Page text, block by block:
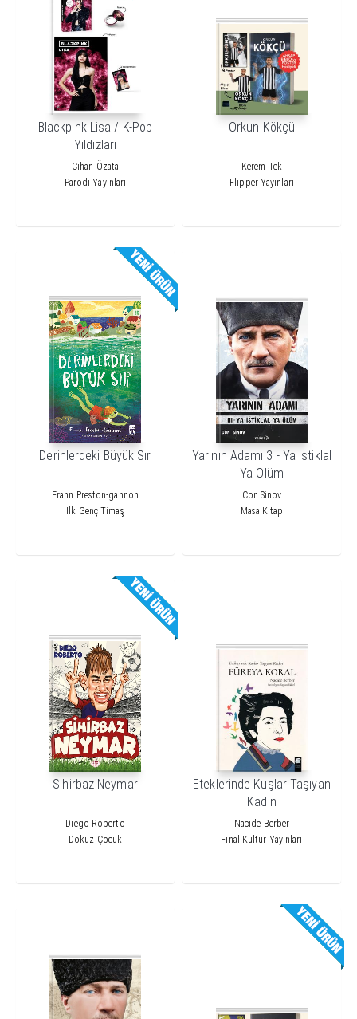
Blackpink Lisa / K-Pop
Yıldızları
Cihan Özata
Parodi Yayınları
Orkun Kökçü
Kerem Tek
Flipper Yayınları
Derinlerdeki Büyük Sır
Frann Preston-gannon
İlk Genç Timaş
Yarının Adamı 3 - Ya İstiklal
Ya Ölüm
Con Sinov
Masa Kitap
Sihirbaz Neymar
Diego Roberto
Dokuz Çocuk
Eteklerinde Kuşlar Taşıyan
Kadın
Nacide Berber
Final Kültür Yayınları